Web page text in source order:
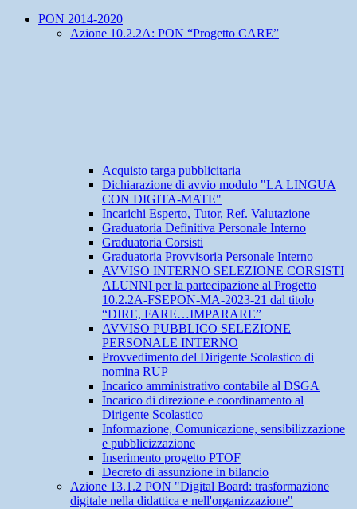
PON 2014-2020
Azione 10.2.2A: PON “Progetto CARE”
Acquisto targa pubblicitaria
Dichiarazione di avvio modulo "LA LINGUA
CON DIGITA-MATE"
Incarichi Esperto, Tutor, Ref. Valutazione
Graduatoria Definitiva Personale Interno
Graduatoria Corsisti
Graduatoria Provvisoria Personale Interno
AVVISO INTERNO SELEZIONE CORSISTI
ALUNNI per la partecipazione al Progetto
10.2.2A-FSEPON-MA-2023-21 dal titolo
“DIRE, FARE…IMPARARE”
AVVISO PUBBLICO SELEZIONE
PERSONALE INTERNO
Provvedimento del Dirigente Scolastico di
nomina RUP
Incarico amministrativo contabile al DSGA
Incarico di direzione e coordinamento al
Dirigente Scolastico
Informazione, Comunicazione, sensibilizzazione
e pubblicizzazione
Inserimento progetto PTOF
Decreto di assunzione in bilancio
Azione 13.1.2 PON "Digital Board: trasformazione
digitale nella didattica e nell'organizzazione"